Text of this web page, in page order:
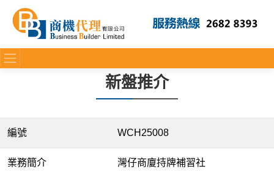
新盤推介
編號 WCH25008
業務簡介 灣仔商廈持牌補習社